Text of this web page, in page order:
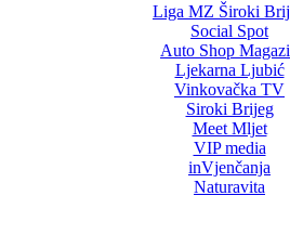
Liga MZ Široki
Social Spot
Auto Shop
Ljekarna Ljubić
Vinkovačka TV
Siroki Brijeg
Meet Mljet
VIP media
inVjenčanja
Naturavita